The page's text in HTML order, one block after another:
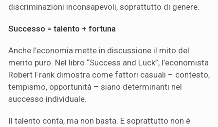
discriminazioni inconsapevoli, soprattutto di genere.
Successo = talento + fortuna
Anche l’economia mette in discussione il mito del
merito puro. Nel libro “Success and Luck”, l’economista
Robert Frank dimostra come fattori casuali – contesto,
tempismo, opportunità – siano determinanti nel
successo individuale.
Il talento conta, ma non basta. E soprattutto non è